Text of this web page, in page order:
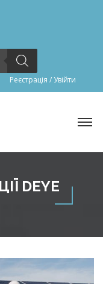
Реєстрація /Увійти
DEYE